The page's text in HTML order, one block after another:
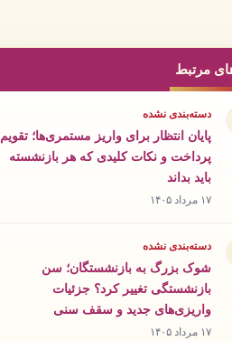
مرتبط
دسته‌بندی نشده
پایان انتظار برای واریز مستمری‌ها؛ تقویم
پرداخت و نکات کلیدی که هر بازنشسته
باید بداند
۱۷ مرداد ۱۴۰۵
دسته‌بندی نشده
شوک بزرگ به بازنشستگان؛ سن
بازنشستگی تغییر کرد؟ جزئیات
واریزی‌های جدید و سقف سنی
۱۷ مرداد ۱۴۰۵